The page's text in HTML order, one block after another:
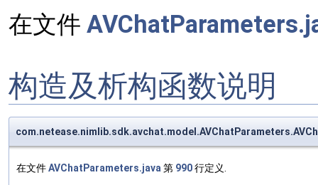
在文件
构造及析构函数说明
在文件AVChatParameters.java第 990行定义.